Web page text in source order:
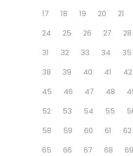
17
18 19 20 21
24
25 26 27 28
31
32 33 34 35
38
39 40 41 42
45
46 47 48
52
53 54 55
58
59 60 61 62
65
66 67 68 69